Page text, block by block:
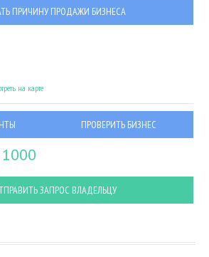
ПРИЧИНУ ПРОДАЖИ БИЗНЕСА
на карте
ПРОВЕРИТЬ БИЗНЕС
ЗАПРОС ВЛАДЕЛЬЦУ